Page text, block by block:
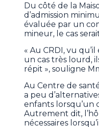
Du côté de la
d’admission
évaluée par un
mineur, le cas
« Au CRDI, vu
un cas très lourd,
répit », souligne
Au Centre de
a peu
enfants lorsqu’un
Autrement dit,
nécessaires